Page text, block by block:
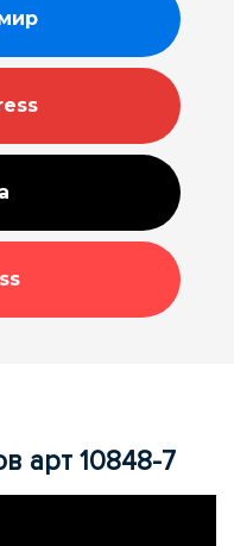
арт 10848-7